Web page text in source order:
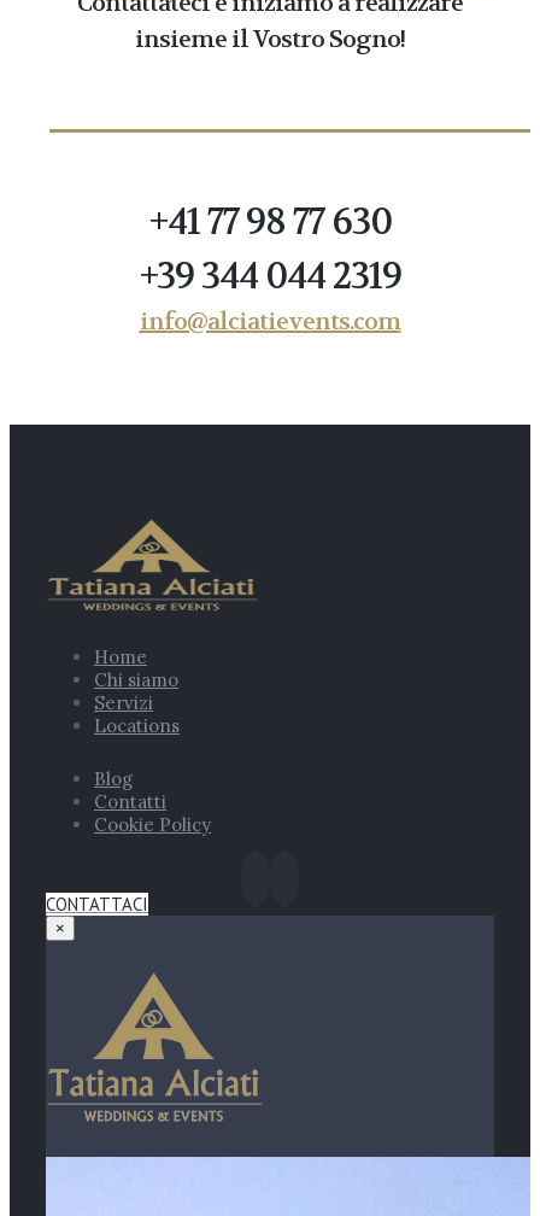
insieme il Vostro Sogno!
+41 77 98 77 630
+39 344 044 2319
info@alciatievents.com
Home
Chi siamo
Servizi
Locations
Blog
Contatti
Cookie Policy
CONTATTACI
×